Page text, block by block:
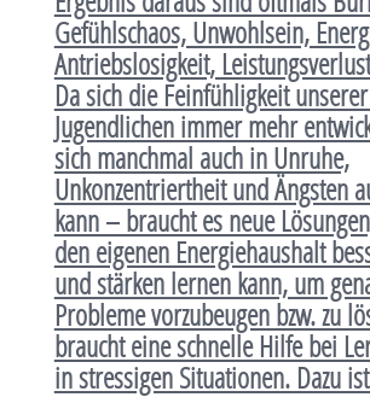
Gefühlschaos, Unwohlsein,
Antriebslosigkeit,
Da sich die Feinfühligkeit
Jugendlichen immer mehr
sich manchmal auch in Unruhe,
Unkonzentriertheit und Ängsten
kann – braucht es neue
den eigenen Energiehaushalt
und stärken lernen kann, um
Probleme vorzubeugen bzw. zu
braucht eine schnelle Hilfe bei
in stressigen Situationen. Dazu